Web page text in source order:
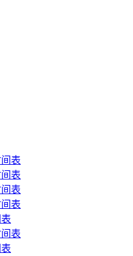
表
表
表
表
表